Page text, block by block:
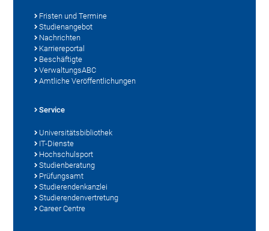
Fristen und Termine
Studienangebot
Nachrichten
Karriereportal
Beschäftigte
VerwaltungsABC
Amtliche Veröffentlichungen
Service
Universitätsbibliothek
IT-Dienste
Hochschulsport
Studienberatung
Prüfungsamt
Studierendenkanzlei
Studierendenvertretung
Career Centre